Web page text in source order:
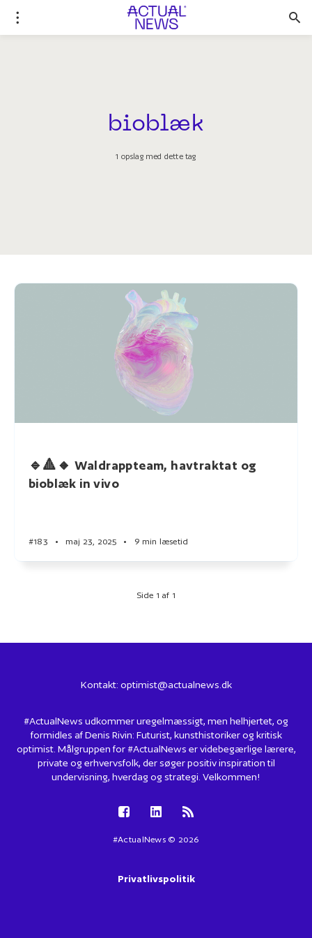
bioblæk
1 opslag med dette tag
🔹🔺🔸 Waldrappteam, havtraktat og
bioblæk in vivo
#183 • maj 23, 2025 • 9 min læsetid
Side 1 af 1
Kontakt: optimist@actualnews.dk
#ActualNews udkommer uregelmæssigt, men helhjertet, og
formidles af Denis Rivin: Futurist, kunsthistoriker og kritisk
optimist. Målgruppen for #ActualNews er videbegærlige lærere,
private og erhvervsfolk, der søger positiv inspiration til
undervisning, hverdag og strategi. Velkommen!
#ActualNews © 2026
Privatlivspolitik